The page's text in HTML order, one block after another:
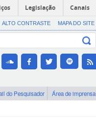
Legislação Canais
ALTO CONTRASTE MAPA DO SITE
do Pesquisador Área de imprensa